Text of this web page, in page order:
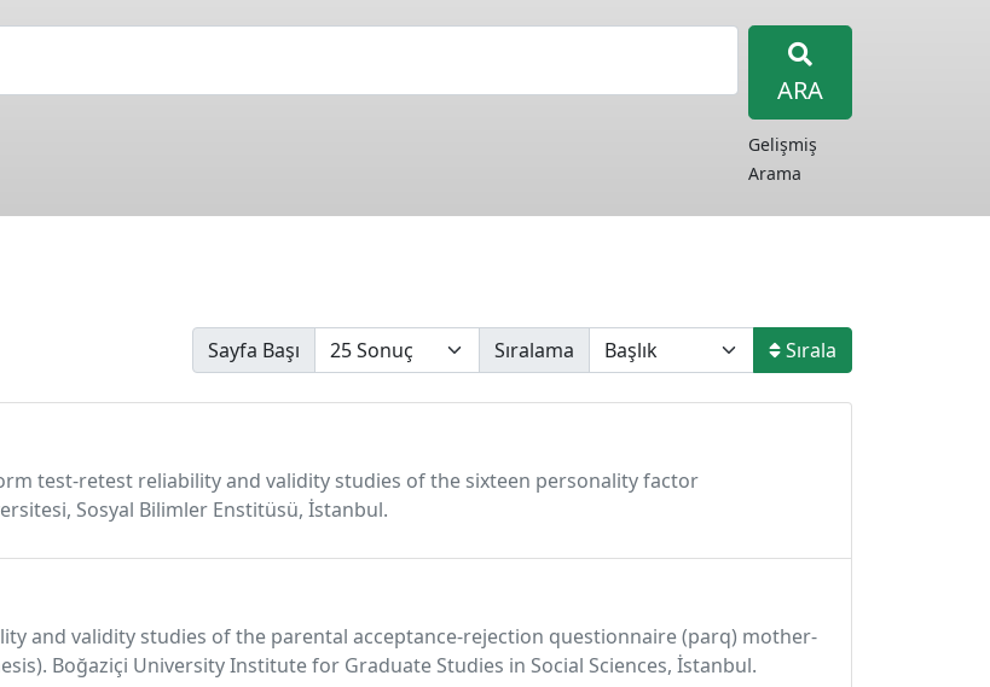
ARA
Gelişmiş
Arama
Sayfa Başı Sıralama Sırala
test-retest reliability and validity studies of the sixteen personality factor
Sosyal Bilimler Enstitüsü, İstanbul.
and validity studies of the parental acceptance-rejection questionnaire (parq) mother-
Boğaziçi University Institute for Graduate Studies in Social Sciences, İstanbul.